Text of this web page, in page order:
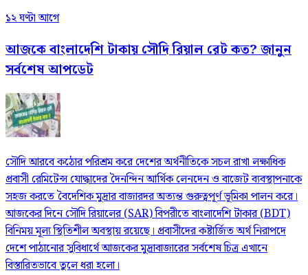
১২ ঘণ্টা আগে
আজকে বাংলাদেশি টাকায় সৌদি রিয়াল রেট কত? জানুন
সর্বশেষ আপডেট
সৌদি আরবে কঠোর পরিশ্রম করে দেশের অর্থনীতিকে সচল রাখা লক্ষাধিক
প্রবাসী রেমিটেন্স যোদ্ধাদের দৈনন্দিন আর্থিক লেনদেন ও বাজেট ব্যবস্থাপনাকে
সহজ করতে বৈদেশিক মুদ্রার বাজারদর অত্যন্ত গুরুত্বপূর্ণ ভূমিকা পালন করে।
আজকের দিনে সৌদি রিয়ালের (SAR) বিপরীতে বাংলাদেশি টাকার (BDT)
বিনিময় মূল্য স্থিতিশীল অবস্থায় রয়েছে। প্রবাসীদের কষ্টার্জিত অর্থ নিরাপদে
দেশে পাঠানোর সুবিধার্থে আজকের মুদ্রাবাজারের সর্বশেষ চিত্র এখানে
বিস্তারিতভাবে তুলে ধরা হলো।